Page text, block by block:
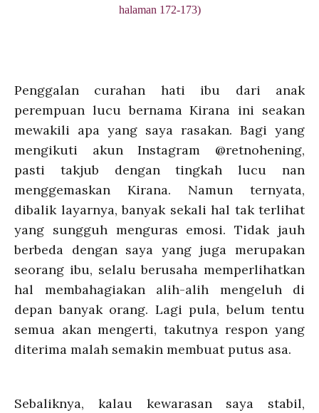
halaman 172-173)
Penggalan curahan hati ibu dari anak
perempuan lucu bernama Kirana ini seakan
mewakili apa yang saya rasakan. Bagi yang
mengikuti akun Instagram @retnohening,
pasti takjub dengan tingkah lucu nan
menggemaskan Kirana. Namun ternyata,
dibalik layarnya, banyak sekali hal tak terlihat
yang sungguh menguras emosi. Tidak jauh
berbeda dengan saya yang juga merupakan
seorang ibu, selalu berusaha memperlihatkan
hal membahagiakan alih-alih mengeluh di
depan banyak orang. Lagi pula, belum tentu
semua akan mengerti, takutnya respon yang
diterima malah semakin membuat putus asa.
Sebaliknya, kalau kewarasan saya stabil,